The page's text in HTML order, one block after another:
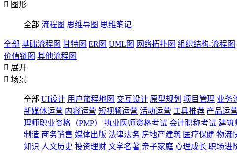
 图形
全部 流程图 思维导图 思维笔记
全部 基础流程图 甘特图 ER图 UML图 网络拓扑图 组织结构-流程图
价值链图 其他流程图
 展开
 场景
全部 UI设计 用户旅程地图 交互设计 原型规划 项目管理 业务
新媒体运营 内容运营 短视频运营 活动运营 工具推荐 产品运营
理师职业资格（PMP）
执业医师资格考试 会计职称考试 建筑
制造 商务销售 媒体出版 法律法务 房地产建筑 医疗保健 物流
知识 人文历史 投资理财 文学名著 亲子家庭 心理成长 职场进